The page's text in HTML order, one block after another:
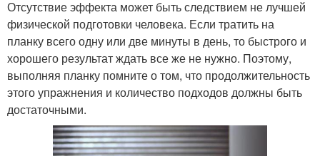
Отсутствие эффекта может быть следствием не лучшей
физической подготовки человека. Если тратить на
планку всего одну или две минуты в день, то быстрого и
хорошего результат ждать все же не нужно. Поэтому,
выполняя планку помните о том, что продолжительность
этого упражнения и количество подходов должны быть
достаточными.